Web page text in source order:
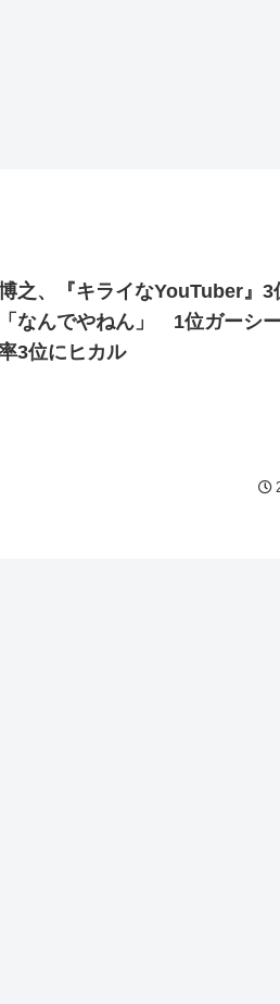
36歳の彼女
出した… 他
博之、『キライなYouTuber』3
なんでやねん」 1位ガーシ
3位にヒカル